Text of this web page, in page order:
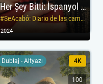
Her Şey Bitti: İspanyol Futbolunu Değiştiren Öpücük
#SeAcabó: Diario de las campeonas
2024
Dublaj - Altyazı 4K
100